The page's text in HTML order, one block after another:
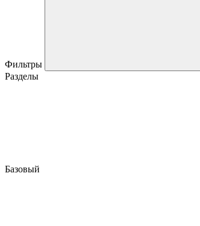
Фильтры
Разделы
Базовый